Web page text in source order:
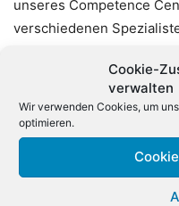
Cookie-
verwalten
Wir verwenden Cookies, um
optimieren.
unseres Competence
verschiedenen
Kerngeschäfts IT-
vor allem auch die
unsere Kunden
beispielsweise unseren
berät unser
Fachhandelspartner zu